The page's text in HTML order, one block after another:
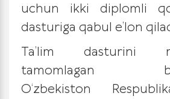
uchun ikki diplomli
dasturiga qabul e’lon
Ta’lim dasturini
tamomlagan
O‘zbekiston